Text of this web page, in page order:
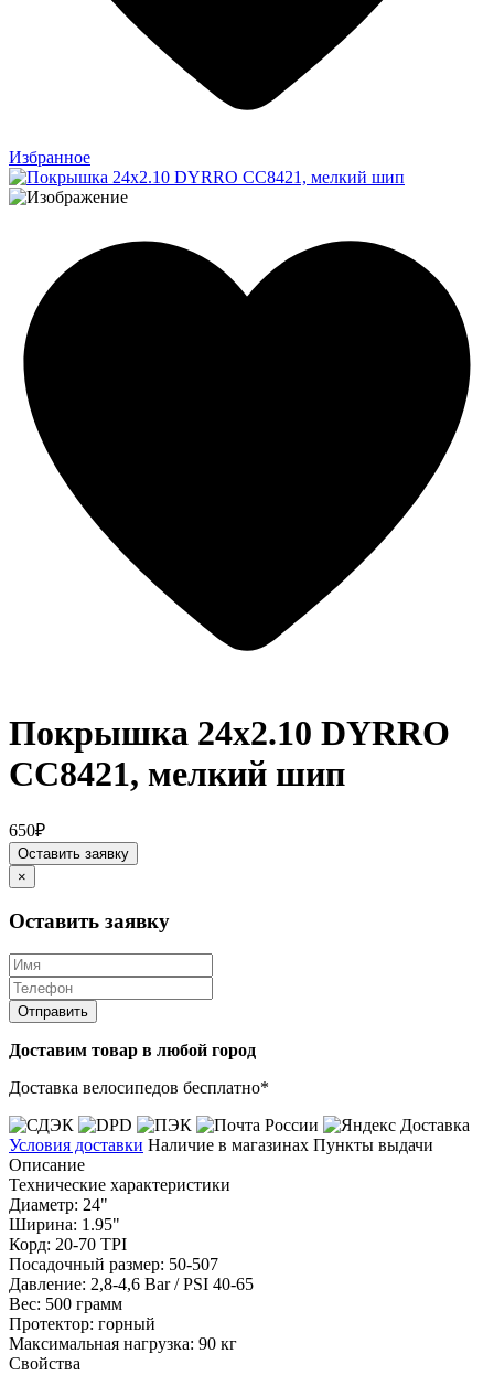
Избранное
Покрышка 24x2.10 DYRRO
CC8421, мелкий шип
650₽
Оставить заявку
×
Оставить заявку
Отправить
Доставим товар в любой город
Доставка велосипедов бесплатно*
Условия доставки Наличие в магазинах Пункты выдачи
Описание
Технические характеристики
Диаметр: 24"
Ширина: 1.95"
Корд: 20-70 TPI
Посадочный размер: 50-507
Давление: 2,8-4,6 Bar / PSI 40-65
Вес: 500 грамм
Протектор: горный
Максимальная нагрузка: 90 кг
Свойства